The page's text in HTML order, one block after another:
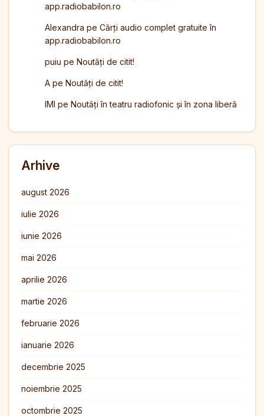
app.radiobabilon.ro
Alexandra pe Cărți audio complet gratuite în
app.radiobabilon.ro
puiu pe Noutăți de citit!
A pe Noutăți de citit!
IMI pe Noutăți în teatru radiofonic și în zona liberă
Arhive
august 2026
iulie 2026
iunie 2026
mai 2026
aprilie 2026
martie 2026
februarie 2026
ianuarie 2026
decembrie 2025
noiembrie 2025
octombrie 2025